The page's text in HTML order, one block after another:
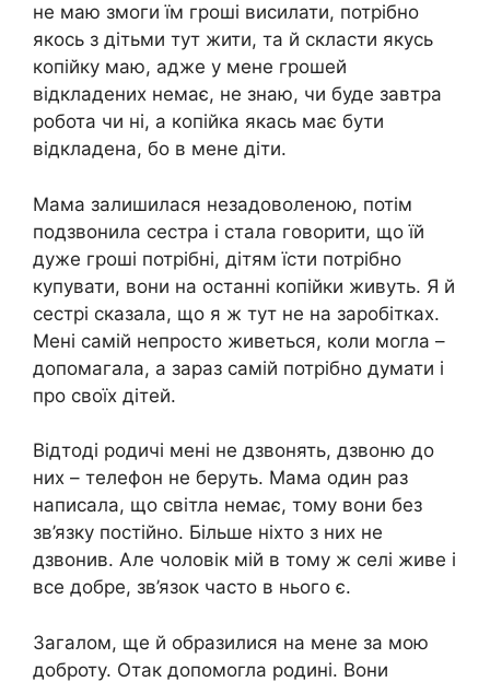
не маю змоги їм гроші висилати, потрібно
якось з дітьми тут жити, та й скласти якусь
копійку маю, адже у мене грошей
відкладених немає, не знаю, чи буде завтра
робота чи ні, а копійка якась має бути
відкладена, бо в мене діти.
Мама залишилася незадоволеною, потім
подзвонила сестра і стала говорити, що їй
дуже гроші потрібні, дітям їсти потрібно
купувати, вони на останні копійки живуть. Я й
сестрі сказала, що я ж тут не на заробітках.
Мені самій непросто живеться, коли могла –
допомагала, а зараз самій потрібно думати і
про своїх дітей.
Відтоді родичі мені не дзвонять, дзвоню до
них – телефон не беруть. Мама один раз
написала, що світла немає, тому вони без
зв’язку постійно. Більше ніхто з них не
дзвонив. Але чоловік мій в тому ж селі живе і
все добре, зв’язок часто в нього є.
Загалом, ще й образилися на мене за мою
доброту. Отак допомогла родині. Вони